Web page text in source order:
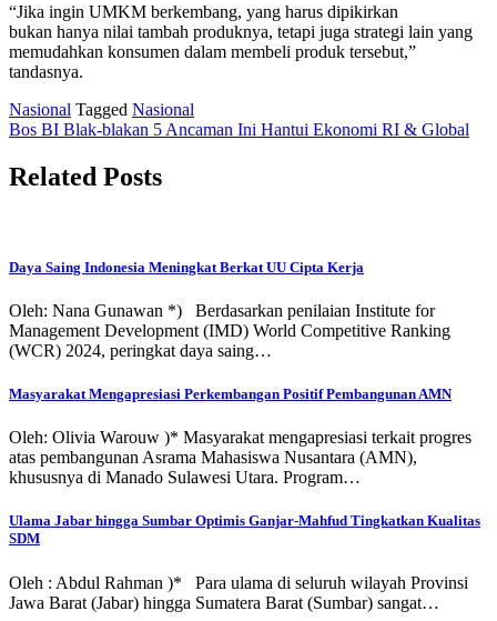
“Jika ingin UMKM berkembang, yang harus dipikirkan
bukan hanya nilai tambah produknya, tetapi juga strategi lain yang
memudahkan konsumen dalam membeli produk tersebut,”
tandasnya.
Nasional Tagged Nasional
Post
navigation
Bos BI Blak-blakan 5 Ancaman Ini Hantui Ekonomi RI & Global
Related Posts
Daya Saing Indonesia Meningkat Berkat UU Cipta Kerja
Oleh: Nana Gunawan *) Berdasarkan penilaian Institute for
Management Development (IMD) World Competitive Ranking
(WCR) 2024, peringkat daya saing…
Masyarakat Mengapresiasi Perkembangan Positif Pembangunan AMN
Oleh: Olivia Warouw )* Masyarakat mengapresiasi terkait progres
atas pembangunan Asrama Mahasiswa Nusantara (AMN),
khususnya di Manado Sulawesi Utara. Program…
Ulama Jabar hingga Sumbar Optimis Ganjar-Mahfud Tingkatkan Kualitas
SDM
Oleh : Abdul Rahman )* Para ulama di seluruh wilayah Provinsi
Jawa Barat (Jabar) hingga Sumatera Barat (Sumbar) sangat…